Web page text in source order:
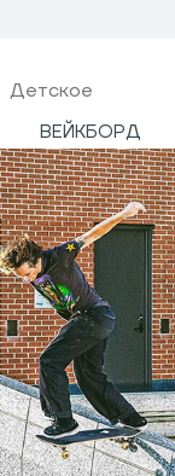
Детское
ВЕЙКБОРД